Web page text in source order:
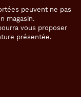
peuvent ne pas
magasin.
vous proposer
présentée.